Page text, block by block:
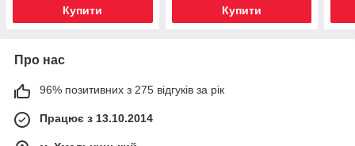
Купити Купити
Про нас
96% позитивних з 275 відгуків за рік
Працює з 13.10.2014